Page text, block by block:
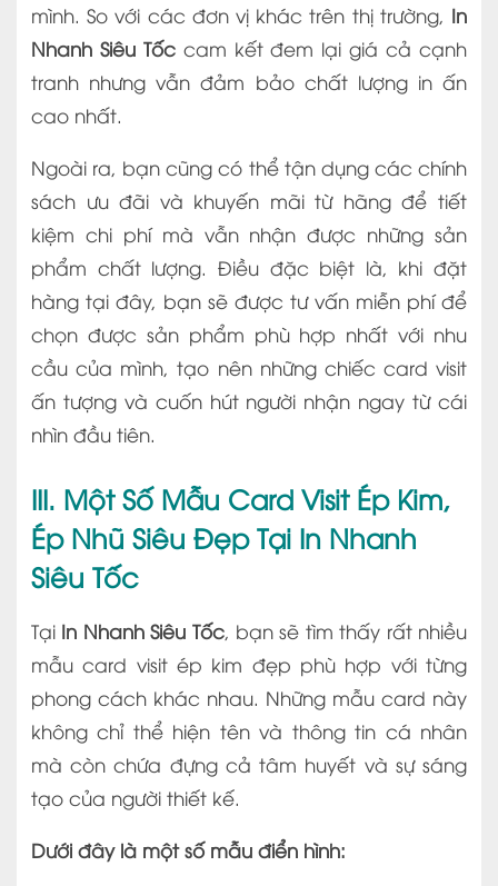
mình. So với các đơn vị khác trên thị trường, In
Nhanh Siêu Tốccam kết đem lại giá cả cạnh
tranh nhưng vẫn đảm bảo chất lượng in ấn
cao nhất.
Ngoài ra, bạn cũng có thể tận dụng các chính
sách ưu đãi và khuyến mãi từ hãng để tiết
kiệm chi phí mà vẫn nhận được những sản
phẩm chất lượng. Điều đặc biệt là, khi đặt
hàng tại đây, bạn sẽ được tư vấn miễn phí để
chọn được sản phẩm phù hợp nhất với nhu
cầu của mình, tạo nên những chiếc card visit
ấn tượng và cuốn hút người nhận ngay từ cái
nhìn đầu tiên.
III. Một Số Mẫu Card Visit Ép Kim,
Ép Nhũ Siêu Đẹp Tại In Nhanh
Siêu Tốc
Tại In Nhanh Siêu Tốc, bạn sẽ tìm thấy rất nhiều
mẫu card visit ép kim đẹp phù hợp với từng
phong cách khác nhau. Những mẫu card này
không chỉ thể hiện tên và thông tin cá nhân
mà còn chứa đựng cả tâm huyết và sự sáng
tạo của người thiết kế.
Dưới đây là một số mẫu điển hình: